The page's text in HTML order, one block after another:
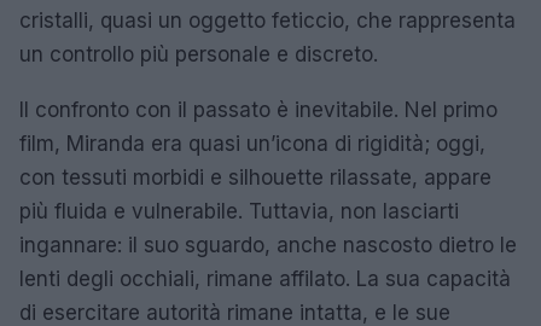
cristalli, quasi un oggetto feticcio, che rappresenta
un controllo più personale e discreto.
Il confronto con il passato è inevitabile. Nel primo
film, Miranda era quasi un’icona di rigidità; oggi,
con tessuti morbidi e silhouette rilassate, appare
più fluida e vulnerabile. Tuttavia, non lasciarti
ingannare: il suo sguardo, anche nascosto dietro le
lenti degli occhiali, rimane affilato. La sua capacità
di esercitare autorità rimane intatta, e le sue